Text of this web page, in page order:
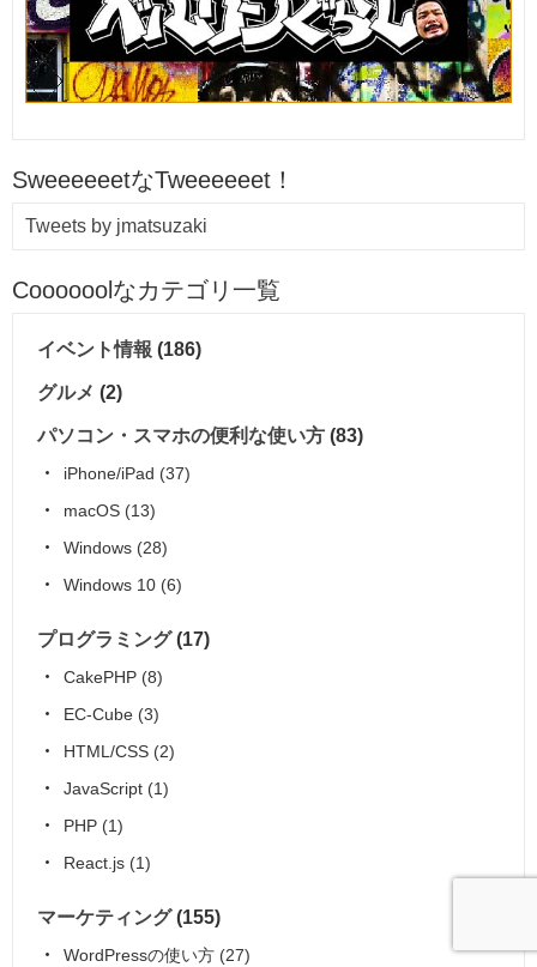
SweeeeeetなTweeeeeet！
Tweets by jmatsuzaki
Coooooolなカテゴリ一覧
イベント情報 (186)
グルメ (2)
パソコン・スマホの便利な使い方 (83)
iPhone/iPad (37)
macOS (13)
Windows (28)
Windows 10 (6)
プログラミング(17)
CakePHP (8)
EC-Cube (3)
HTML/CSS (2)
JavaScript (1)
PHP (1)
React.js (1)
マーケティング(155)
WordPressの使い方 (27)